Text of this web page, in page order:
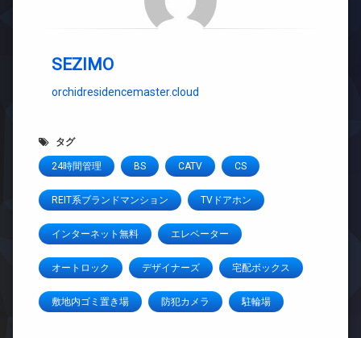
SEZIMO
orchidresidencemaster.cloud
タグ
24時間管理 BS CATV CS
REIT系ブランドマンション TVドアホン
インターネット無料 エレベーター
オートロック デザイナーズ 宅配ボックス
敷地内ゴミ置き場 防犯カメラ 駐輪場